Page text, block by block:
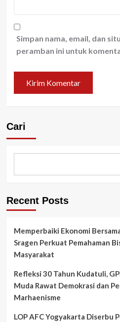
Simpan nama, email, dan
peramban ini untuk
Cari
Recent Posts
Memperbaiki Ekonomi
Sragen Perkuat Pemahaman
Masyarakat
Refleksi 30 Tahun Kudatuli,
Muda Rawat Demokrasi dan
Marhaenisme
LOP AFC Yogyakarta Diserbu